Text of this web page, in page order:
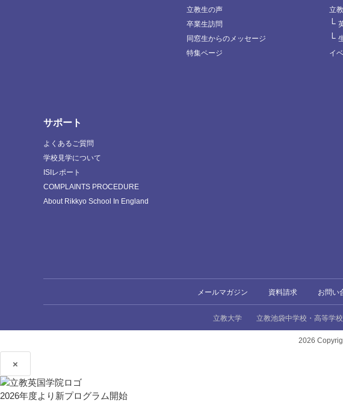
立教生の声
卒業生訪問
同窓生からのメッセージ
特集ページ
立
└
└
イ
サポート
よくあるご質問
学校見学について
ISIレポート
COMPLAINTS PROCEDURE
About Rikkyo School In England
メールマガジン 資料請求 お問い
立教大学 立教池袋中学校・高等学校
2026
×
2026年度より新プログラム開始